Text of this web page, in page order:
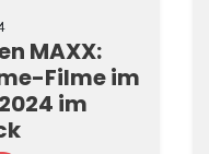
MAXX:
Filme im
im